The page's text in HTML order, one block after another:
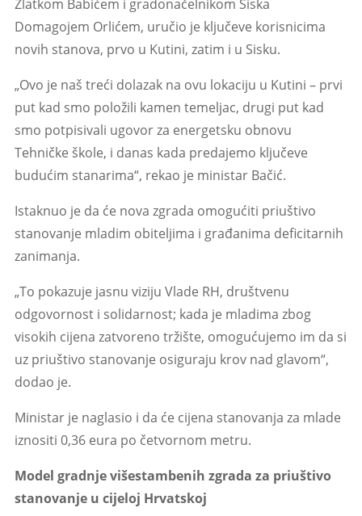
Zlatkom Babićem i gradonačelnikom Siska
Domagojem Orlićem, uručio je ključeve korisnicima
novih stanova, prvo u Kutini, zatim i u Sisku.
„Ovo je naš treći dolazak na ovu lokaciju u Kutini – prvi
put kad smo položili kamen temeljac, drugi put kad
smo potpisivali ugovor za energetsku obnovu
Tehničke škole, i danas kada predajemo ključeve
budućim stanarima“, rekao je ministar Bačić.
Istaknuo je da će nova zgrada omogućiti priuštivo
stanovanje mladim obiteljima i građanima deficitarnih
zanimanja.
„To pokazuje jasnu viziju Vlade RH, društvenu
odgovornost i solidarnost; kada je mladima zbog
visokih cijena zatvoreno tržište, omogućujemo im da si
uz priuštivo stanovanje osiguraju krov nad glavom“,
dodao je.
Ministar je naglasio i da će cijena stanovanja za mlade
iznositi 0,36 eura po četvornom metru.
Model gradnje višestambenih zgrada za priuštivo
stanovanje u cijeloj Hrvatskoj